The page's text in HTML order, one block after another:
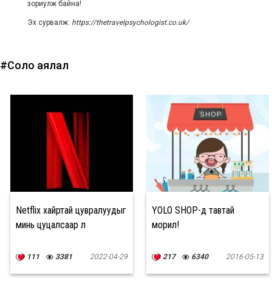
зориулж байна!
Эх сурвалж: https://thetravelpsychologist.co.uk/
#Соло аялал
Netflix хайртай цувралуудыг
минь цуцалсаар л
111 3381 2022-04-29
YOLO SHOP-д тавтай
морил!
217 6340 2016-05-13